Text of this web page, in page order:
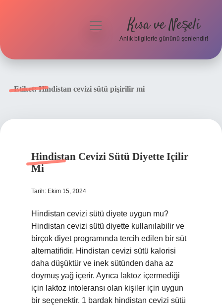
menüyü
Kısa ve Neşeli
Anlık bilgilerle gününü şenlendir!
Etiket:Hindistan cevizi sütü pişirilir mi
Hindistan Cevizi Sütü Diyette Içilir
Mi
Tarih: Ekim 15, 2024
Hindistan cevizi sütü diyete uygun mu?
Hindistan cevizi sütü diyette kullanılabilir ve
birçok diyet programında tercih edilen bir süt
alternatifidir. Hindistan cevizi sütü kalorisi
daha düşüktür ve inek sütünden daha az
doymuş yağ içerir. Ayrıca laktoz içermediği
için laktoz intoleransı olan kişiler için uygun
bir seçenektir. 1 bardak hindistan cevizi sütü